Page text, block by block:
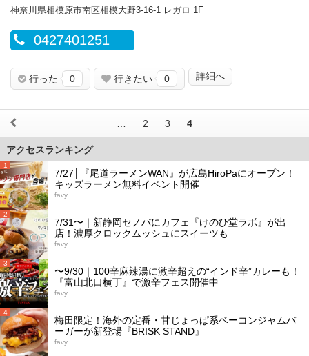
神奈川県相模原市南区相模大野3-16-1 レガロ 1F
0427401251
行った 0 行きたい 0 詳細へ
2 3 4
アクセスランキング
1
7/27│『尾道ラーメンWAN』が広島HiroPaにオープン！
キッズラーメン無料イベント開催
favy
2
7/31〜｜新静岡セノバにカフェ『けのひ堂ラボ』が出
店！濃厚クロックムッシュにスイーツも
favy
3
〜9/30｜100辛麻辣湯に激辛超えの“インド辛”カレーも！
『富山北口横丁』で激辛フェス開催中
favy
4
梅田限定！海外の定番・甘じょっぱ系ベーコンジャムバ
ーガーが新登場『BRISK STAND』
favy